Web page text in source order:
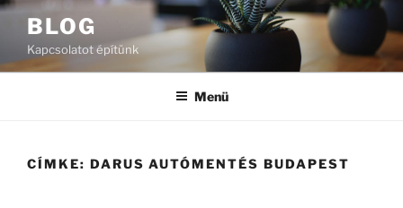
Tartalomhoz
BLOG
Kapcsolatot építünk
Menü
CÍMKE: DARUS AUTÓMENTÉS BUDAPEST